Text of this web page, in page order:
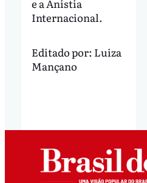
e a Anistia
Internacional.
Editado por: Luiza
Mançano